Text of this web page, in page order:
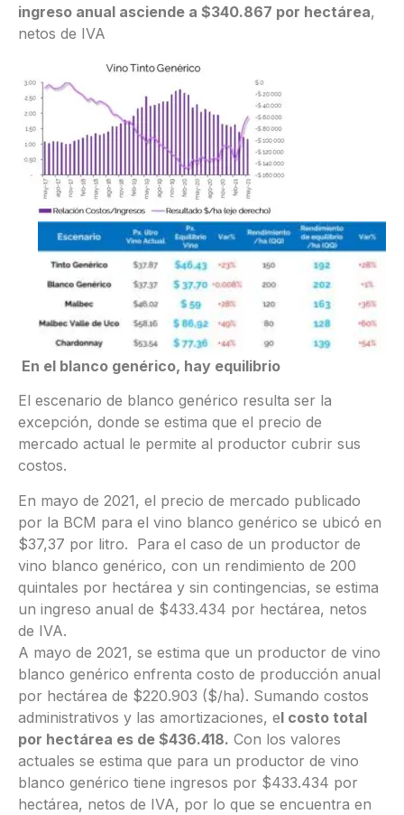
ingreso anual asciende a $340.867 por hectárea,
netos de IVA
En el blanco genérico, hay equilibrio
El escenario de blanco genérico resulta ser la
excepción, donde se estima que el precio de
mercado actual le permite al productor cubrir sus
costos.
En mayo de 2021, el precio de mercado publicado
por la BCM para el vino blanco genérico se ubicó en
$37,37 por litro. Para el caso de un productor de
vino blanco genérico, con un rendimiento de 200
quintales por hectárea y sin contingencias, se estima
un ingreso anual de $433.434 por hectárea, netos
de IVA.
A mayo de 2021, se estima que un productor de vino
blanco genérico enfrenta costo de producción anual
por hectárea de $220.903 ($/ha). Sumando costos
administrativos y las amortizaciones, el costo total
por hectárea es de $436.418. Con los valores
actuales se estima que para un productor de vino
blanco genérico tiene ingresos por $433.434 por
hectárea, netos de IVA, por lo que se encuentra en